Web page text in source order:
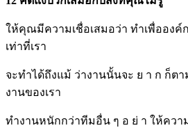
ให้คุณมีความเชื่อเสมอว่า ทำเพื่อองค์
เท่าที่เรา
จะทำได้ถึงแม้ ว่างานนั้นจะ ย า ก ก็
งานของเรา
ทำงานหนักกว่าทีมอื่น ๆ อ ย่ า ให้ควา